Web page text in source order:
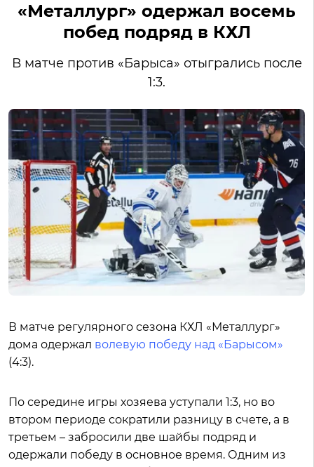
«Металлург» одержал восемь
побед подряд в КХЛ
В матче против «Барыса» отыгрались после
1:3.
В матче регулярного сезона КХЛ «Металлург»
дома одержал волевую победу над «Барысом»
(4:3).
По середине игры хозяева уступали 1:3, но во
втором периоде сократили разницу в счете, а в
третьем – забросили две шайбы подряд и
одержали победу в основное время. Одним из